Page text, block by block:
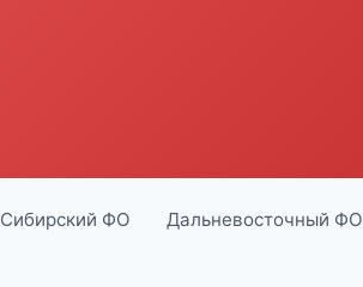
Сибирский ФО Дальневосточный ФО